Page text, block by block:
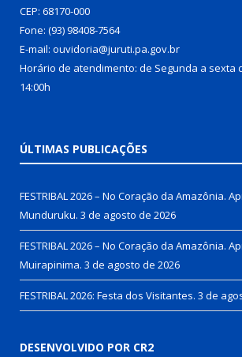
CEP: 68170-000
Fone: (93) 98408-7564
E-mail: ouvidoria@juruti.pa.gov.br
Horário de atendimento: de Segunda a sexta
14:00h
ÚLTIMAS PUBLICAÇÕES
FESTRIBAL 2026 – No Coração da Amazônia.
Munduruku. 3 de agosto de 2026
FESTRIBAL 2026 – No Coração da Amazônia.
Muirapinima. 3 de agosto de 2026
FESTRIBAL 2026: Festa dos Visitantes. 3 de
DESENVOLVIDO POR CR2